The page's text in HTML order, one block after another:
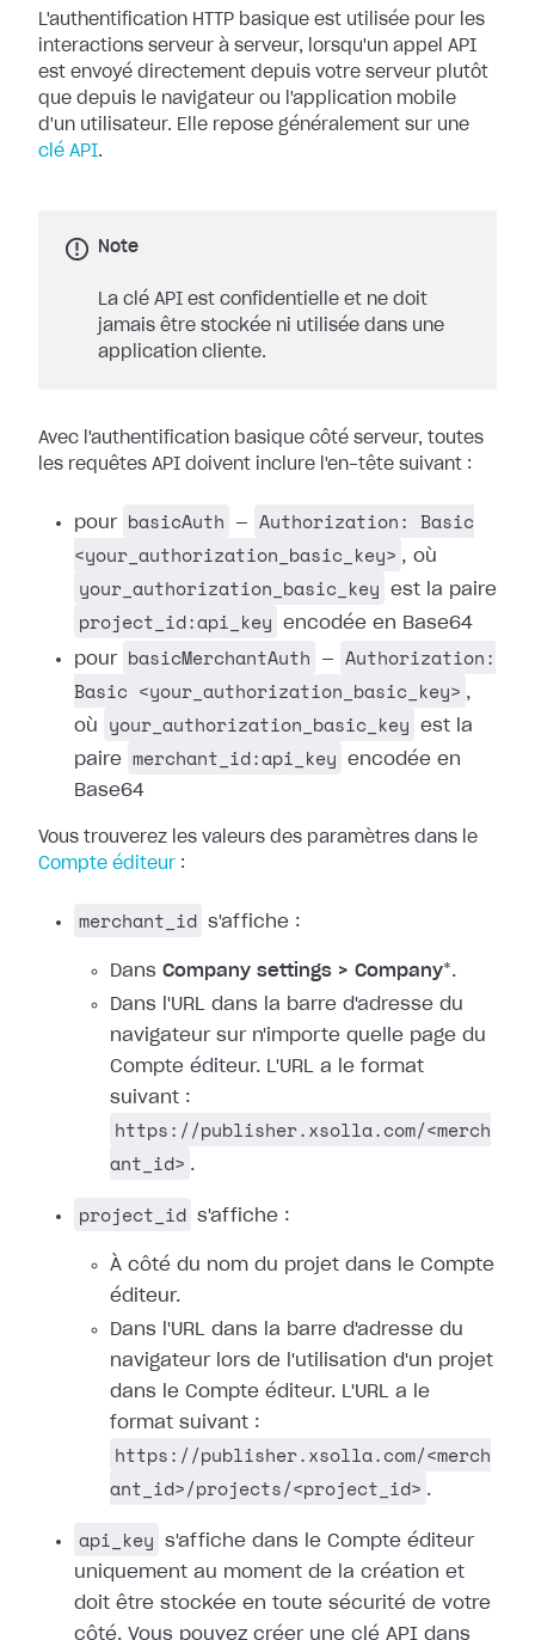
L'authentification HTTP basique est utilisée pour les
interactions serveur à serveur, lorsqu'un appel API
est envoyé directement depuis votre serveur plutôt
que depuis le navigateur ou l'application mobile
d'un utilisateur. Elle repose généralement sur une
clé API.
Note
La clé API est confidentielle et ne doit
jamais être stockée ni utilisée dans une
application cliente.
Avec l'authentification basique côté serveur, toutes
les requêtes API doivent inclure l'en-tête suivant :
pour basicAuth —
Authorization: Basic
<your_authorization_basic_key> , où
your_authorization_basic_key est la paire
project_id:api_key
encodée en Base64
pour basicMerchantAuth —
Authorization:
Basic <your_authorization_basic_key> ,
où
your_authorization_basic_key
est la
paire merchant_id:api_key
encodée en
Base64
Vous trouverez les valeurs des paramètres dans le
Compte éditeur :
merchant_id s'affiche :
Dans Company settings > Company*.
Dans l'URL dans la barre d'adresse du
navigateur sur n'importe quelle page du
Compte éditeur. L'URL a le format
suivant :
https://publisher.xsolla.com/<merch
ant_id> .
project_id s'affiche :
À côté du nom du projet dans le Compte
éditeur.
Dans l'URL dans la barre d'adresse du
navigateur lors de l'utilisation d'un projet
dans le Compte éditeur. L'URL a le
format suivant :
https://publisher.xsolla.com/<merch
ant_id>/projects/<project_id> .
api_key
s'affiche dans le Compte éditeur
uniquement au moment de la création et
doit être stockée en toute sécurité de votre
côté. Vous pouvez créer une clé API dans